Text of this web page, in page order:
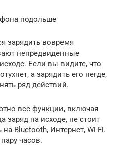
подольше
зарядить вовремя
непредвиденные
Если вы видите, что
а зарядить его негде,
ряд действий.
все функции, включая
заряд на исходе, не стоит
на Bluetooth, Интернет, Wi-Fi.
часов.